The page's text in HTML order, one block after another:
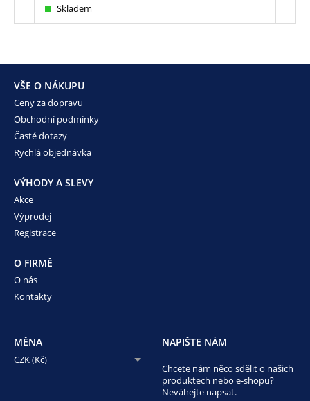
Skladem
VŠE O NÁKUPU
Ceny za dopravu
Obchodní podmínky
Časté dotazy
Rychlá objednávka
VÝHODY A SLEVY
Akce
Výprodej
Registrace
O FIRMĚ
O nás
Kontakty
MĚNA
CZK (Kč)
NAPIŠTE NÁM
Chcete nám něco sdělit o našich
produktech nebo e-shopu?
Neváhejte napsat.